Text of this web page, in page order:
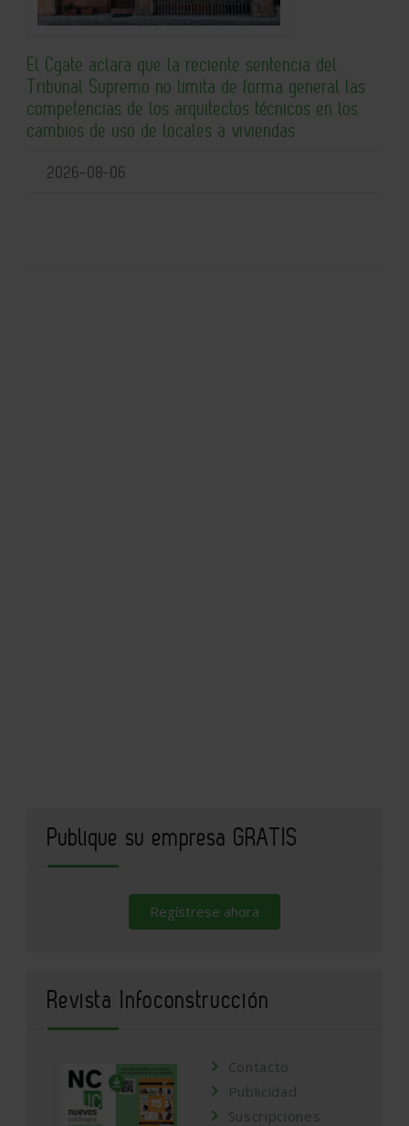
El Cgate aclara que la reciente sentencia del
Tribunal Supremo no limita de forma general las
competencias de los arquitectos técnicos en los
cambios de uso de locales a viviendas
2026-08-06
Publique su empresa GRATIS
Regístrese ahora
Revista Infoconstrucción
Contacto
Publicidad
Suscripciones